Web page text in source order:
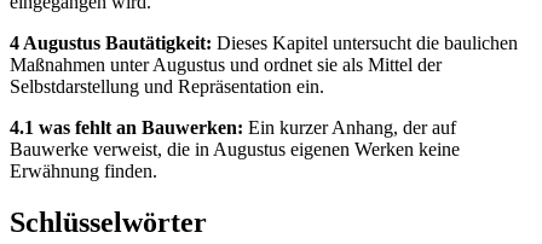
4 Augustus Bautätigkeit: Dieses Kapitel untersucht die baulichen
Maßnahmen unter Augustus und ordnet sie als Mittel der
Selbstdarstellung und Repräsentation ein.
4.1 was fehlt an Bauwerken: Ein kurzer Anhang, der auf
Bauwerke verweist, die in Augustus eigenen Werken keine
Erwähnung finden.
Schlüsselwörter